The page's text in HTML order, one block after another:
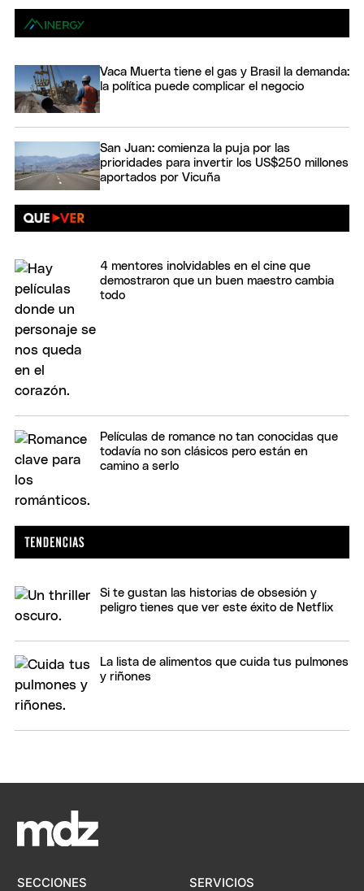
Vaca Muerta tiene el gas y Brasil la demanda:
la política puede complicar el negocio
San Juan: comienza la puja por las
prioridades para invertir los US$250 millones
aportados por Vicuña
4 mentores inolvidables en el cine que
demostraron que un buen maestro cambia
todo
Películas de romance no tan conocidas que
todavía no son clásicos pero están en
camino a serlo
Si te gustan las historias de obsesión y
peligro tienes que ver este éxito de Netflix
La lista de alimentos que cuida tus pulmones
y riñones
SECCIONES SERVICIOS